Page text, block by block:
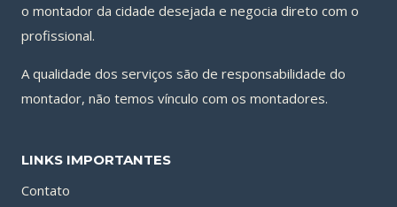
o montador da cidade desejada e negocia direto com o
profissional.
A qualidade dos serviços são de responsabilidade do
montador, não temos vínculo com os montadores.
LINKS IMPORTANTES
Contato